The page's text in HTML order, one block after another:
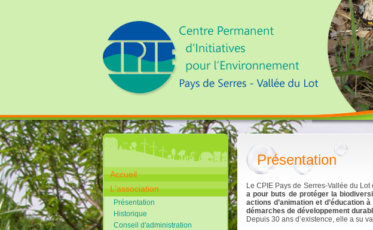
Accueil
L'association
Présentation
Historique
Conseil d'administration
Présentation
Le CPIE Pays de Serres-Vallée du Lot
a pour buts de protéger la
actions d’animation et d’éducation
démarches de développement
Depuis 30 ans d’existence, elle a su